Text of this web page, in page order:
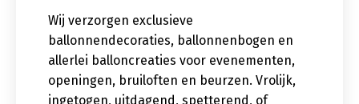
Wij verzorgen exclusieve
ballonnendecoraties, ballonnenbogen en
allerlei balloncreaties voor evenementen,
openingen, bruiloften en beurzen. Vrolijk,
ingetogen, uitdagend, spetterend, of